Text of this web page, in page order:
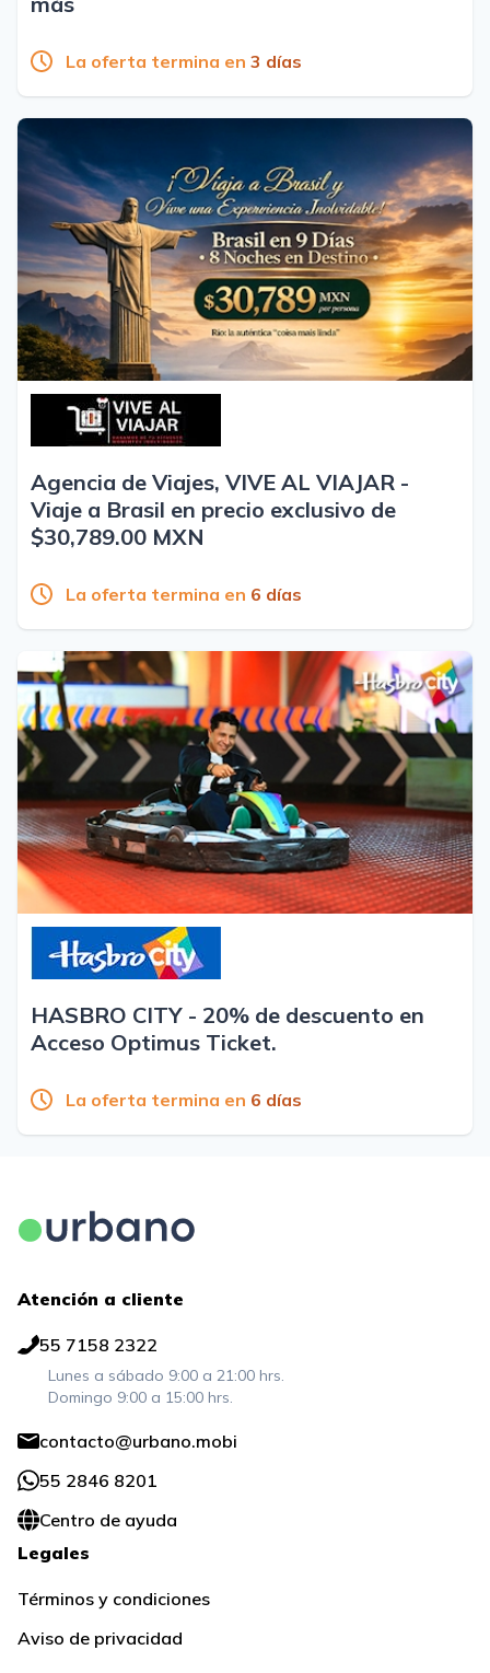
La oferta termina en 3 días
Agencia de Viajes, VIVE AL VIAJAR -
Viaje a Brasil en precio exclusivo de
$30,789.00 MXN
La oferta termina en 6 días
HASBRO CITY - 20% de descuento en
Acceso Optimus Ticket.
La oferta termina en 6 días
Legales
Términos y condiciones
Aviso de privacidad
Atención a cliente
55 7158 2322
Lunes a sábado 9:00 a 21:00 hrs.
Domingo 9:00 a 15:00 hrs.
contacto@urbano.mobi
55 2846 8201
Centro de ayuda